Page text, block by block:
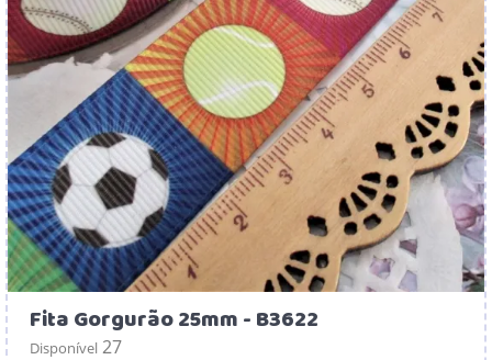
Fita Gorgurão 25mm - B3622
Disponível 27